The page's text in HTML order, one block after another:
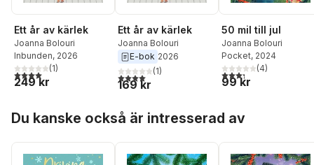
Ett år av kärlek
Joanna Bolouri
Inbunden, 2026
4,0utav 5 stjärnor. Totalt antal röster:
(1)
249 kr
Ett år av kärlek
Joanna Bolouri
E-bok 2026
4,0utav 5 stjärnor. Totalt antal röster:
(1)
169 kr
50 mil till jul
Joanna Bolouri
Pocket, 2024
3,3utav 5 stjärnor.
(4)
99 kr
Du kanske också är intresserad av